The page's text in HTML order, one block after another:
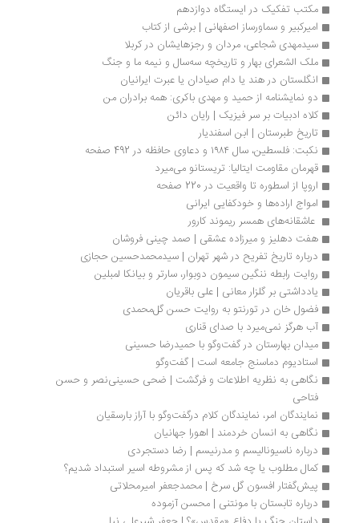
مکتب تفکیک در ایستگاه دوازدهم
امیرکبیر و سماورساز اصفهانی | برشی از کتاب
سیدمهدی شجاعی، مردان و رجزهایشان در کربلا
ملک الشعرای بهار و تاریخچه سه‌سال و نیمه ما و جنگ
انگلستان در هند یا دام صیادان یا عبرت ایرانیان
دو نمایشنامه از حمید و مهدی باکری: همه برادران من
کلاه ادبیات بر سر فیزیک | رایان دائن
تاریخ طبرستان | ابن اسفندیار
نکبت: فلسطین، سال ۱۹۸۴ و دعاوی حافظه در 492 صفحه
قهرمان مقاومت ایتالیا: تریستانو می‌میرد
اروپا از اسطوره تا واقعیت در 220 صفحه
امواج اراده‌ها و خودکفایی ایرانی
عاشقانه‌های همسر ریموند کارور
هفت دهليز و میرزاده عشقی | صمد چینی فروشان
درباره تاریخ تفریح در شهر تهران | سیدمحمدحسین حجازی
روایت رابطه ننگین سیمون دوبوار، سارتر و بیانکا لمبلین
یادداشتی بر گلزار معانی | علی باقریان
فضول خان در تورنتو به روایت حسن گل‌محمدی
آب هرگز نمی‌میرد با صدای قناری
میدان بهارستان در گفت‌وگو با حمیدرضا حسینی
استادیوم دماسنج جامعه است | گفت‌وگو
نگاهی به نظریه اطلاعات و فرگشت | ضحی حسینی‌نصر و حسن
نمایندگان امر، نمایندگان کلام درگفت‌وگو با آراز بارسقیان
نگاهی به انسان خردمند | اهورا جهانیان
درباره ناسیونالیسم و مدرنیسم | رضا دستجردی
کمال مطلوب یا چه شد که پس از مشروطه اسیر استبداد شدیم؟
پیش‌گفتار افسون گل سرخ | محمدجعفر امیرمحلاتی
درباره تابستان با مونتنی | محسن آزموده